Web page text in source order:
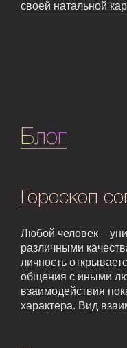
своей натальной
Блог
Гороскоп
Любой человек –
различными
личность
общения с иными
взаимодействия
характера. Вид